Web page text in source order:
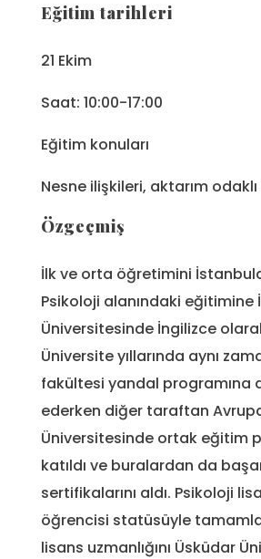
Eğitim tarihleri
21 Ekim
Saat: 10:00-17:00
Eğitim konuları
Nesne ilişkileri, aktarım
Özgeçmiş
İlk ve orta öğretimini
Psikoloji alanındaki eğitimine
Üniversitesinde İngilizce
Üniversite yıllarında aynı
fakültesi yandal programına
ederken diğer taraftan
Üniversitesinde ortak eğitim
katıldı ve buralardan da
sertifikalarını aldı. Psikoloji
öğrencisi statüsüyle
lisans uzmanlığını Üsküdar